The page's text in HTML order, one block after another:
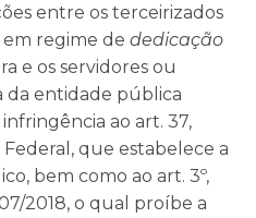
entre os terceirizados
regime de dedicação
e os servidores ou
da entidade pública
ao art. 37,
que estabelece a
bem como ao art. 3º,
2018, o qual proíbe a